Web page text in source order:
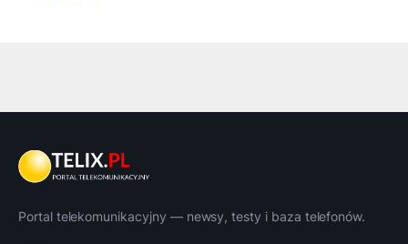
Portal telekomunikacyjny — newsy, testy i baza telefonów.